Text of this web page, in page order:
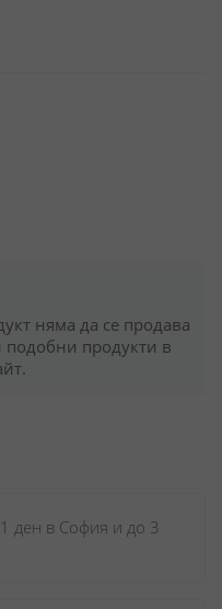
няма да се продава
подобни продукти в
ден в София и до 3